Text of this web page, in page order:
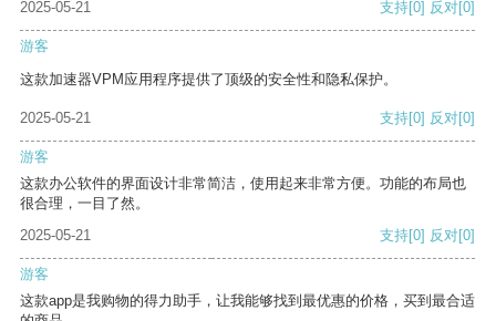
2025-05-21
支持[0] 反对[0]
游客
这款加速器VPM应用程序提供了顶级的安全性和隐私保护。
2025-05-21 支持[0] 反对[0]
游客
这款办公软件的界面设计非常简洁，使用起来非常方便。功能的布局也
很合理，一目了然。
2025-05-21
支持[0] 反对[0]
游客
这款app是我购物的得力助手，让我能够找到最优惠的价格，买到最合适